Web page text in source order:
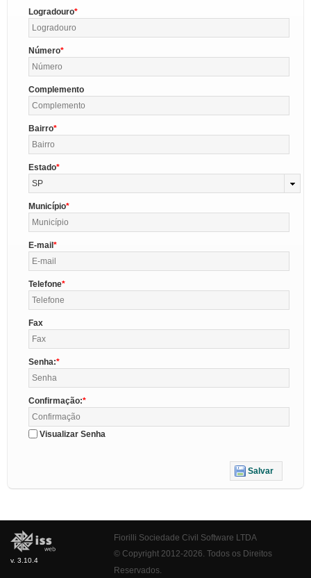
Logradouro
Número
Complemento
Bairro
Estado
SP
Município
E-mail
Telefone
Fax
Senha:
Confirmação:
Visualizar Senha
Salvar
v. 3.10.4
Fiorilli Sociedade Civil Software LTDA
© Copyright 2012-2026. Todos os Direitos
Reservados.